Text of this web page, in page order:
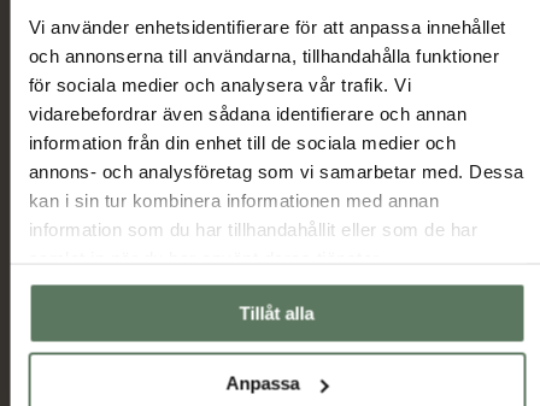
Vi använder enhetsidentifierare för att anpassa innehållet
och annonserna till användarna, tillhandahålla funktioner
för sociala medier och analysera vår trafik. Vi
vidarebefordrar även sådana identifierare och annan
information från din enhet till de sociala medier och
annons- och analysföretag som vi samarbetar med. Dessa
kan i sin tur kombinera informationen med annan
information som du har tillhandahållit eller som de har
Tillåt alla
Anpassa
Herr
Miljö & hållbarhet
Ambassadörer
Samarbetspartners
Jag har tagit del av hur Tuxer hanterar
uppgifterna som hämtas in via formuläret och jag
godkänner behandlingen enligt
Skicka